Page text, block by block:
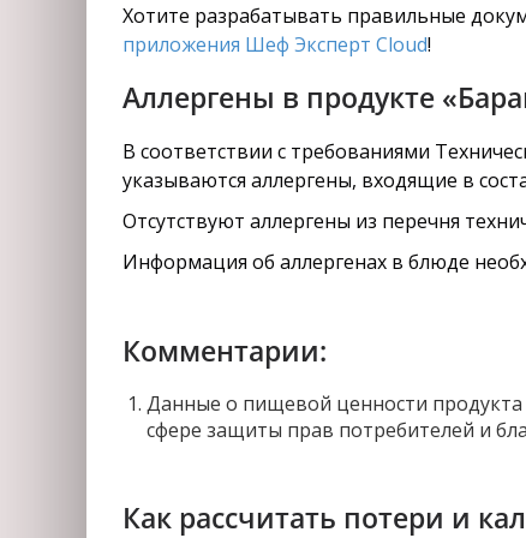
Хотите разрабатывать правильные
приложения Шеф Эксперт Cloud!
Аллергены в продукте
В соответствии с требованиями
указываются аллергены, входящие в
Отсутствуют аллергены из перечня
Информация об аллергенах в блюде
Комментарии:
Данные о пищевой ценности
сфере защиты прав потребителей и
Как рассчитать потери и